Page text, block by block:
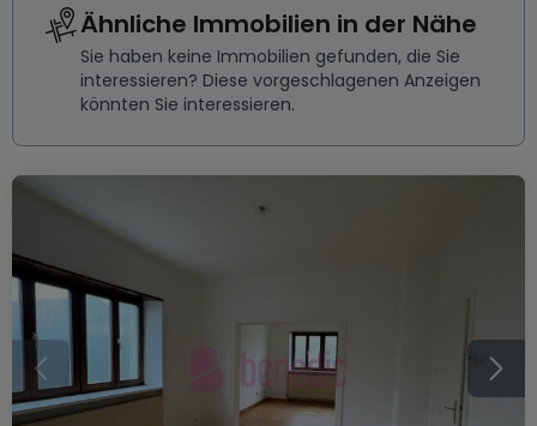
Ähnliche Immobilien in der Nähe
Sie haben keine Immobilien gefunden, die Sie
interessieren? Diese vorgeschlagenen Anzeigen
könnten Sie interessieren.